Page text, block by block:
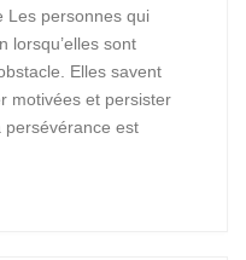
Les personnes qui
lorsqu’elles sont
Elles savent
motivées et persister
persévérance est